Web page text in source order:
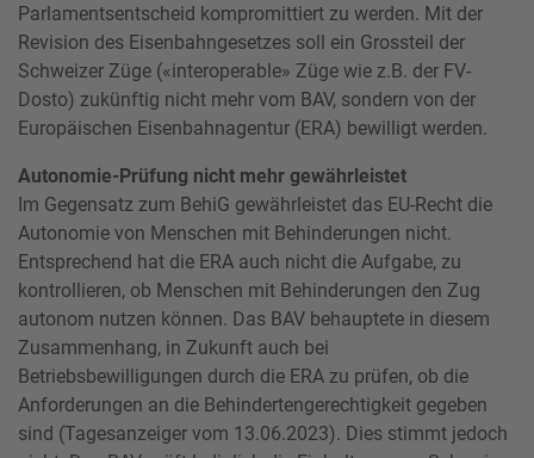
Parlamentsentscheid kompromittiert zu werden. Mit der
Revision des Eisenbahngesetzes soll ein Grossteil der
Schweizer Züge («interoperable» Züge wie z.B. der FV-
Dosto) zukünftig nicht mehr vom BAV, sondern von der
Europäischen Eisenbahnagentur (ERA) bewilligt werden.
Autonomie-Prüfung nicht mehr gewährleistet
Im Gegensatz zum BehiG gewährleistet das EU-Recht die
Autonomie von Menschen mit Behinderungen nicht.
Entsprechend hat die ERA auch nicht die Aufgabe, zu
kontrollieren, ob Menschen mit Behinderungen den Zug
autonom nutzen können. Das BAV behauptete in diesem
Zusammenhang, in Zukunft auch bei
Betriebsbewilligungen durch die ERA zu prüfen, ob die
Anforderungen an die Behindertengerechtigkeit gegeben
sind (Tagesanzeiger vom 13.06.2023). Dies stimmt jedoch